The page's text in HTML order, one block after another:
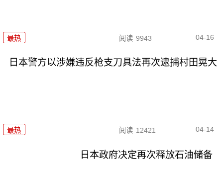
最热 阅读 9943 04-16
日本警方以涉嫌违反枪支刀具法再次逮捕村田晃大
最热 阅读 12421 04-14
日本政府决定再次释放石油储备